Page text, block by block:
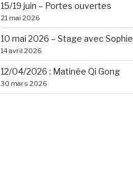
15/19 juin – Portes ouvertes
21 mai 2026
10 mai 2026 – Stage avec Sophie
14 avril 2026
12/04/2026 : Matinée Qi Gong
30 mars 2026